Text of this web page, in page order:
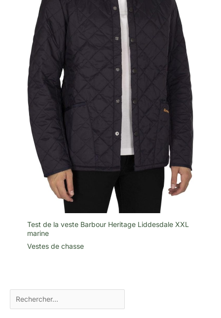
Test de la veste Barbour Heritage Liddesdale XXL
marine
Vestes de chasse